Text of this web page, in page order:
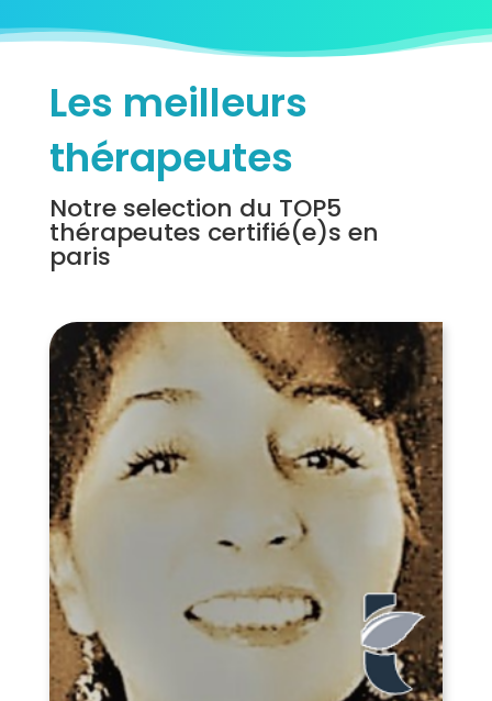
Les meilleurs
thérapeutes
Notre selection du TOP5
thérapeutes certifié(e)s en
paris